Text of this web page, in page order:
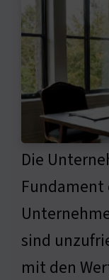
Die
Fundament
sind
mit den